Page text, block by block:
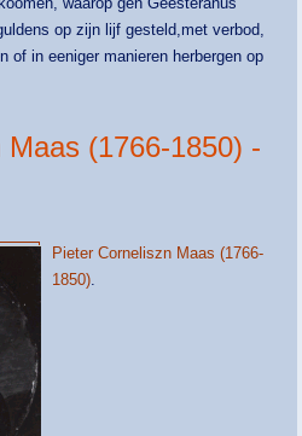
op zijn lijf gesteld,met verbod,
of in eeniger manieren herbergen op
(1766-1850) -
Pieter Corneliszn Maas (1766-
1850).